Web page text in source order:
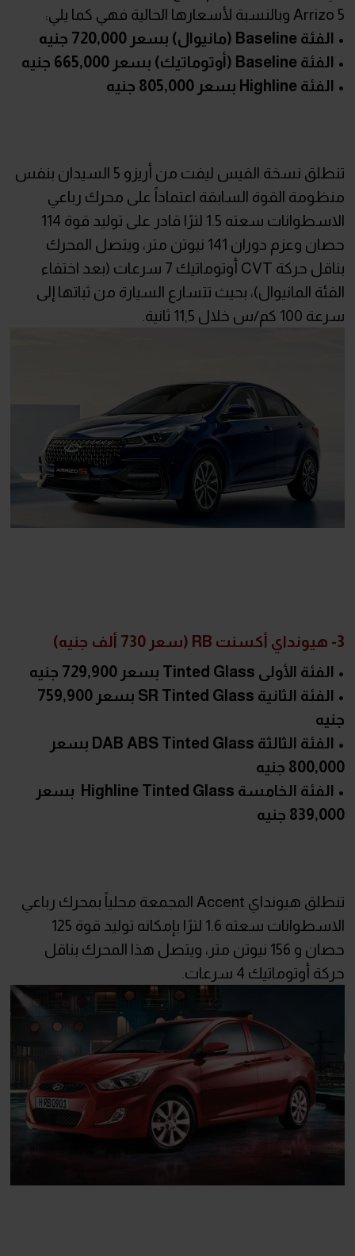
Arrizo 5 وبالنسبة لأسعارها الحالية فهي كما يلي:
• الفئة Baseline (مانيوال) بسعر 720,000 جنيه
• الفئة Baseline (أوتوماتيك) بسعر 665,000 جنيه
• الفئة Highline بسعر 805,000 جنيه
تنطلق نسخة الفيس ليفت من أريزو 5 السيدان بنفس
منظومة القوة السابقة اعتماداً على محرك رباعي
الاسطوانات سعته 1.5 لترًا قادر على توليد قوة 114
حصان وعزم دوران 141 نيوتن متر، ويتصل المحرك
بناقل حركة CVT أوتوماتيك 7 سرعات (بعد اختفاء
الفئة المانيوال)، بحيث تتسارع السيارة من ثباتها إلى
سرعة 100 كم/س خلال 11,5 ثانية.
3- هيونداي أكسنت RB (سعر 730 ألف جنيه)
• الفئة الأولى Tinted Glass بسعر 729,900 جنيه
• الفئة الثانية SR Tinted Glass بسعر 759,900
جنيه
• الفئة الثالثة DAB ABS Tinted Glass بسعر
800,000 جنيه
• الفئة الخامسة Highline Tinted Glass بسعر
839,000 جنيه
تنطلق هيونداي Accent المجمعة محلياً بمحرك رباعي
الاسطوانات سعته 1.6 لترًا بإمكانه توليد قوة 125
حصان و 156 نيوتن متر، ويتصل هذا المحرك بناقل
حركة أوتوماتيك 4 سرعات.